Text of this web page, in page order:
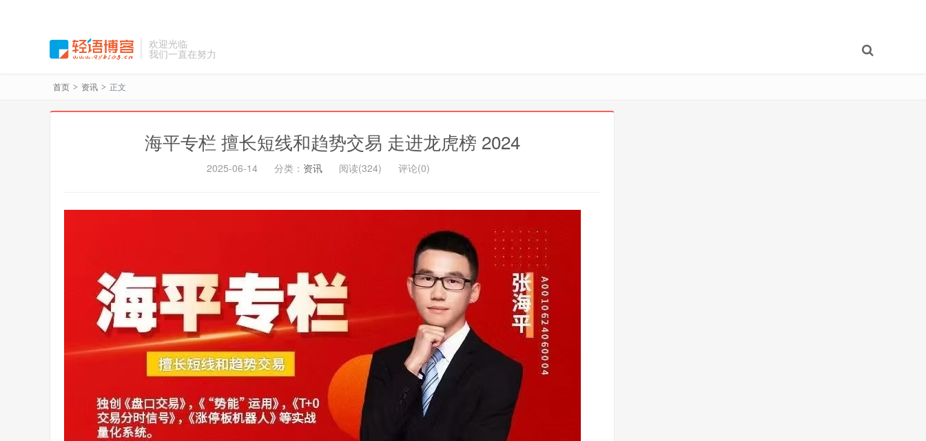
欢迎光临
我们一直在努力
首页 > 资讯 > 正文
海平专栏 擅长短线和趋势交易 走进龙虎榜 2024
2025-06-14 分类： 资讯 阅读(324) 评论(0)